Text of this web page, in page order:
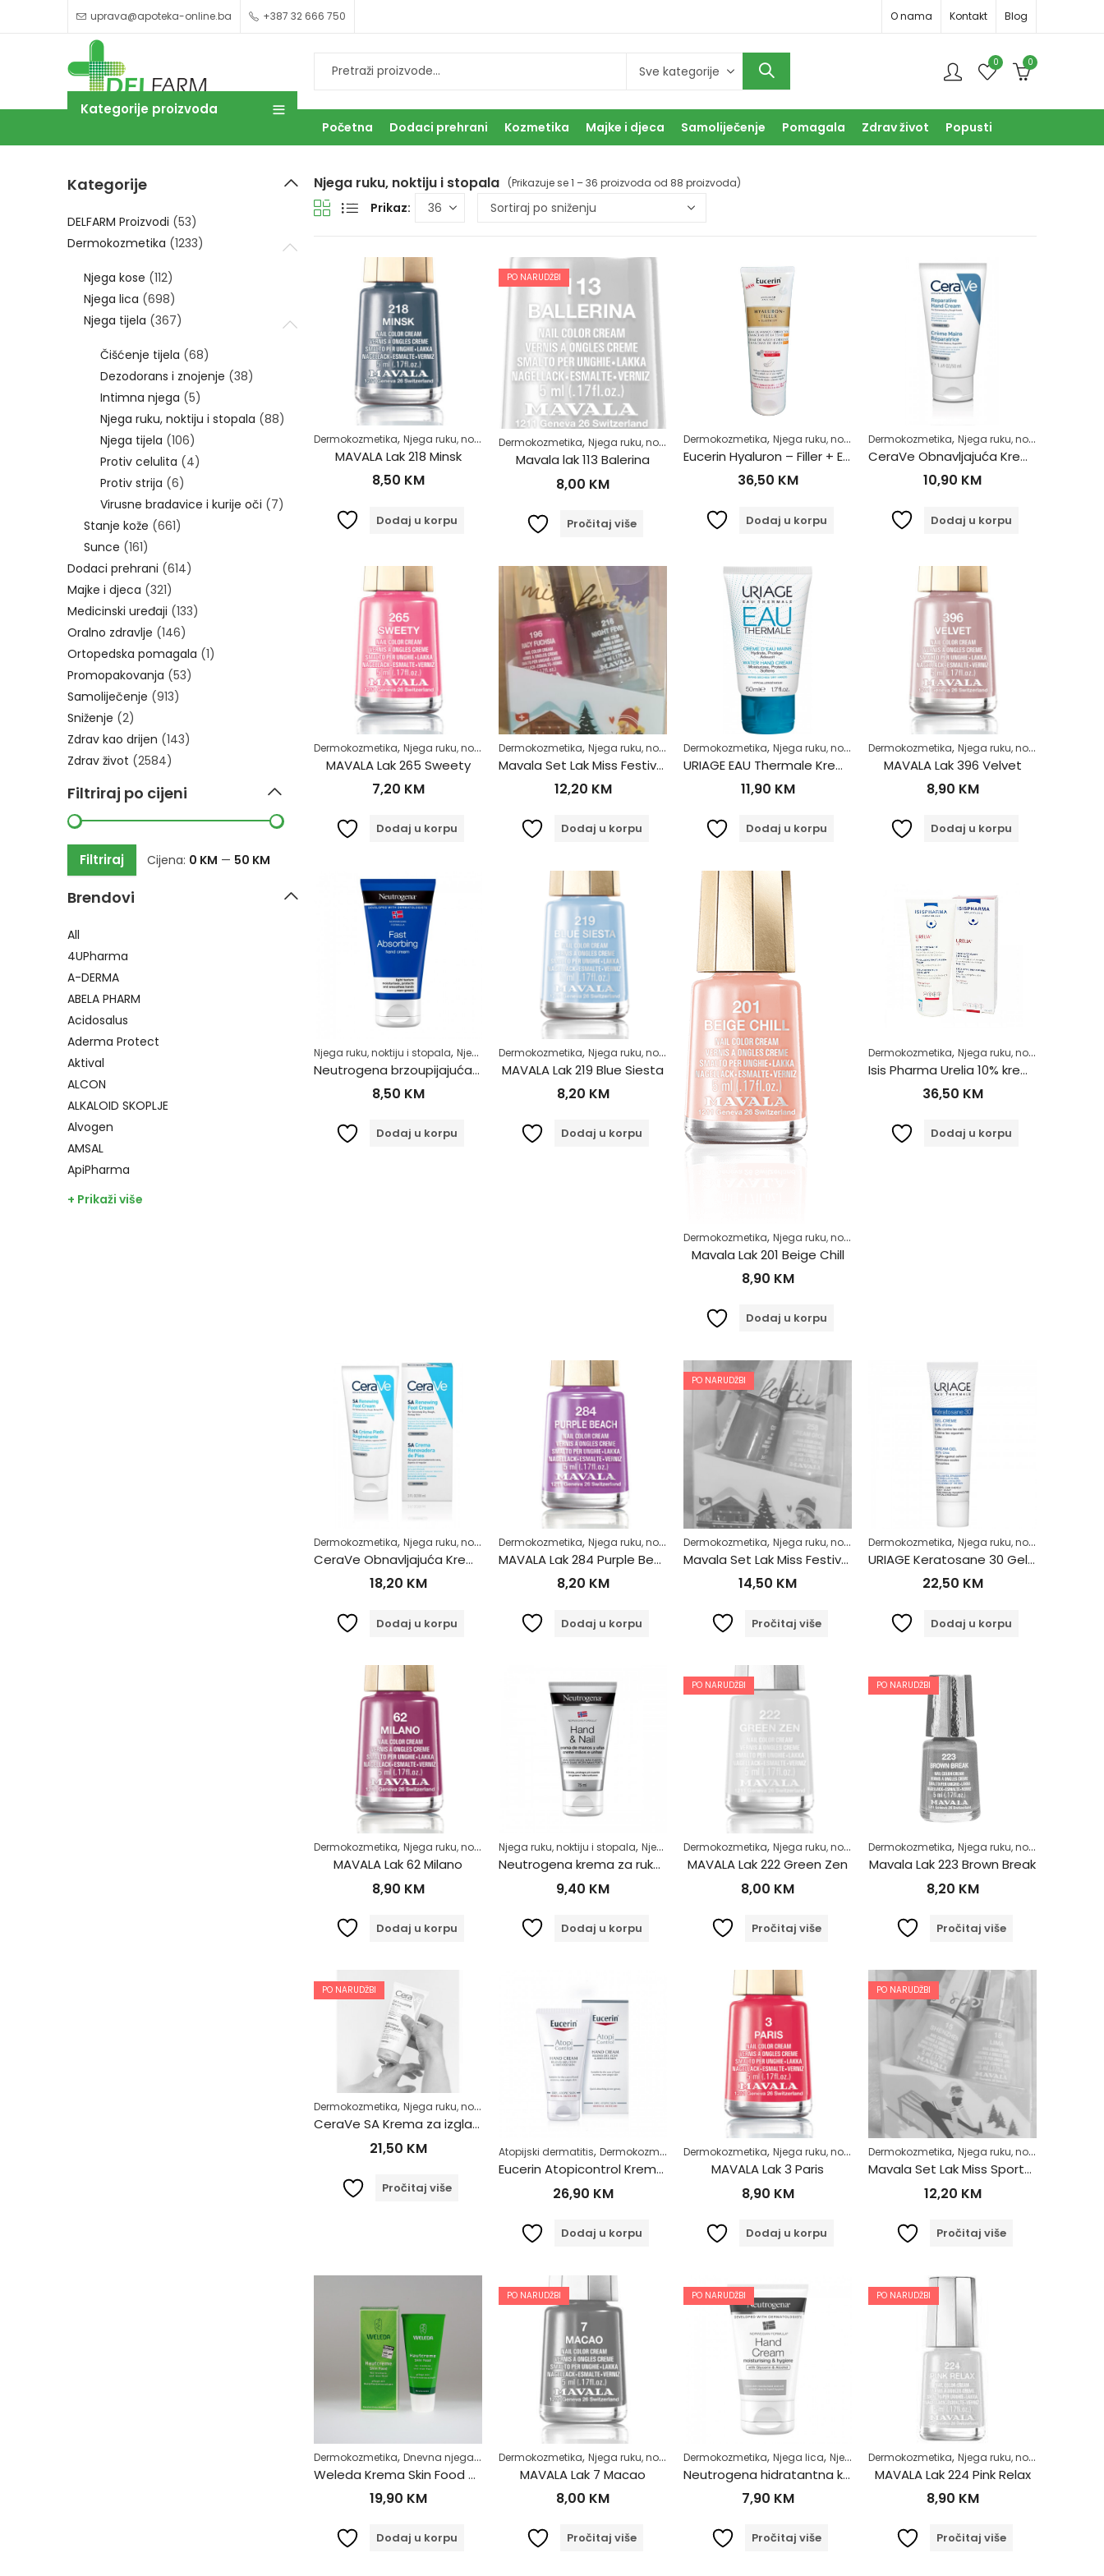
uprava@apoteka-online.ba +387 32 666 750 O nama Kontakt Blog
0 0
Kategorije proizvoda
Početna Dodaci prehrani Kozmetika Majke i djeca Samoliječenje Pomagala Zdrav život Popusti
OUTLET
Njega ruku, noktiju i stopala (Prikazuje se 1 – 36 proizvoda od 88 proizvoda)
Prikaz:
Dermokozmetika, Njega ruku, noktiju i stopala ,Njega tijela,Zdrav život
MAVALA Lak 218 Minsk
8,50 KM
Dodaj u korpu
PO NARUDŽBI
Dermokozmetika, Njega ruku, noktiju i stopala ,Njega tijela,Zdrav život
Mavala lak 113 Balerina
8,00 KM
Pročitaj više
Dermokozmetika, Njega ruku, noktiju i stopala ,Njega tijela,Zdrav život
Eucerin Hyaluron – Filler + Elasticity krema za ruke SPF30, 75ml
36,50 KM
Dodaj u korpu
Dermokozmetika, Njega ruku, noktiju i stopala
CeraVe Obnavljajuća Krema za Ruke 50ml
10,90 KM
Dodaj u korpu
Dermokozmetika, Njega ruku, noktiju i stopala ,Njega tijela,Zdrav život
MAVALA Lak 265 Sweety
7,20 KM
Dodaj u korpu
Dermokozmetika, Njega ruku, noktiju i stopala ,Njega tijela,Zdrav život
Mavala Set Lak Miss Festive 2/1 196 – 216
12,20 KM
Dodaj u korpu
Dermokozmetika, Njega ruku, noktiju i stopala ,Njega tijela,Zdrav život
URIAGE EAU Thermale Krema za ruke 50ml
11,90 KM
Dodaj u korpu
Dermokozmetika, Njega ruku, noktiju i stopala
MAVALA Lak 396 Velvet
8,90 KM
Dodaj u korpu
Njega ruku, noktiju i stopala, Njega tijela ,Zdrav život
Neutrogena brzoupijajuća krema za ruke 75ml
8,50 KM
Dodaj u korpu
Dermokozmetika, Njega ruku, noktiju i stopala ,Njega tijela, Zdrav život
MAVALA Lak 219 Blue Siesta
8,20 KM
Dodaj u korpu
Dermokozmetika, Njega ruku, noktiju i stopala
Mavala Lak 201 Beige Chill
8,90 KM
Dodaj u korpu
Dermokozmetika, Njega ruku, noktiju i stopala
Isis Pharma Urelia 10% krema 150ml
36,50 KM
Dodaj u korpu
Dermokozmetika, Njega ruku, noktiju i stopala ,Njega tijela,Zdrav život
CeraVe Obnavljajuća Krema za Stopala 88ml
18,20 KM
Dodaj u korpu
Dermokozmetika, Njega ruku, noktiju i stopala ,Njega tijela,Zdrav život
MAVALA Lak 284 Purple Beach
8,20 KM
Dodaj u korpu
PO NARUDŽBI
Dermokozmetika, Njega ruku, noktiju i stopala ,Njega tijela,Zdrav život
Mavala Set Lak Miss Festive 2/1 258 – 283
14,50 KM
Pročitaj više
Dermokozmetika, Njega ruku, noktiju i stopala
URIAGE Keratosane 30 Gel-Krema 40ml
22,50 KM
Dodaj u korpu
Dermokozmetika, Njega ruku, noktiju i stopala ,Njega tijela,Zdrav život
MAVALA Lak 62 Milano
8,90 KM
Dodaj u korpu
Njega ruku, noktiju i stopala, Njega tijela ,Zdrav život
Neutrogena krema za ruke i nokte 75ml
9,40 KM
Dodaj u korpu
PO NARUDŽBI
Dermokozmetika, Njega ruku, noktiju i stopala ,Njega tijela,Zdrav život
MAVALA Lak 222 Green Zen
8,00 KM
Pročitaj više
PO NARUDŽBI
Dermokozmetika, Njega ruku, noktiju i stopala
Mavala Lak 223 Brown Break
8,20 KM
Pročitaj više
PO NARUDŽBI
Dermokozmetika, Njega ruku, noktiju i stopala Njega tijela,Njega tijela
CeraVe SA Krema za izgladjivanje Suhe i Grube kože 177ml
21,50 KM
Pročitaj više
Atopijski dermatitis, Dermokozmetika ,Koža sklona alergiji,Njega ruku, noktiju i stopala,Njega tijela ,Osjetljiva i
Eucerin Atopicontrol Krema za ruke 75ml
26,90 KM
Dodaj u korpu
Dermokozmetika, Njega ruku, noktiju i stopala ,Njega tijela,Zdrav život
MAVALA Lak 3 Paris
8,90 KM
Dodaj u korpu
PO NARUDŽBI
Dermokozmetika, Njega ruku, noktiju i stopala
Mavala Set Lak Miss Sporty 2/1 15 – 18
12,20 KM
Pročitaj više
Dermokozmetika, Dnevna njega,Njega lica,Njega ruku, noktiju i stopala Njega tijela,Njega tijela, Noćna njega ,Osjetljiva i netolerantna koža,Stanje kože
Weleda Krema Skin Food 75ml
19,90 KM
Dodaj u korpu
PO NARUDŽBI
Dermokozmetika, Njega ruku, noktiju i stopala ,Njega tijela,Zdrav život
MAVALA Lak 7 Macao
8,00 KM
Pročitaj više
PO NARUDŽBI
Dermokozmetika, Njega lica, Njega ruku, noktiju i stopala ,Njega tijela,Zdrav život
Neutrogena hidratantna krema za ruke 50ml
7,90 KM
Pročitaj više
PO NARUDŽBI
Dermokozmetika, Njega ruku, noktiju i stopala
MAVALA Lak 224 Pink Relax
8,90 KM
Pročitaj više
Kategorije
DELFARM Proizvodi (53)
Dermokozmetika (1233)
Njega kose (112)
Njega lica (698)
Njega tijela (367)
Čišćenje tijela (68)
Dezodorans i znojenje (38)
Intimna njega (5)
Njega ruku, noktiju i stopala (88)
Njega tijela (106)
Protiv celulita (4)
Protiv strija (6)
Virusne bradavice i kurije oči (7)
Stanje kože (661)
Sunce (161)
Dodaci prehrani (614)
Majke i djeca (321)
Medicinski uređaji (133)
Oralno zdravlje (146)
Ortopedska pomagala (1)
Promopakovanja (53)
Samoliječenje (913)
Sniženje (2)
Zdrav kao drijen (143)
Zdrav život (2584)
Filtriraj po cijeni
Filtriraj Cijena: 0 KM — 50 KM
Brendovi
All
4UPharma
A-DERMA
ABELA PHARM
Acidosalus
Aderma Protect
Aktival
ALCON
ALKALOID SKOPLJE
Alvogen
AMSAL
ApiPharma
+ Prikaži više